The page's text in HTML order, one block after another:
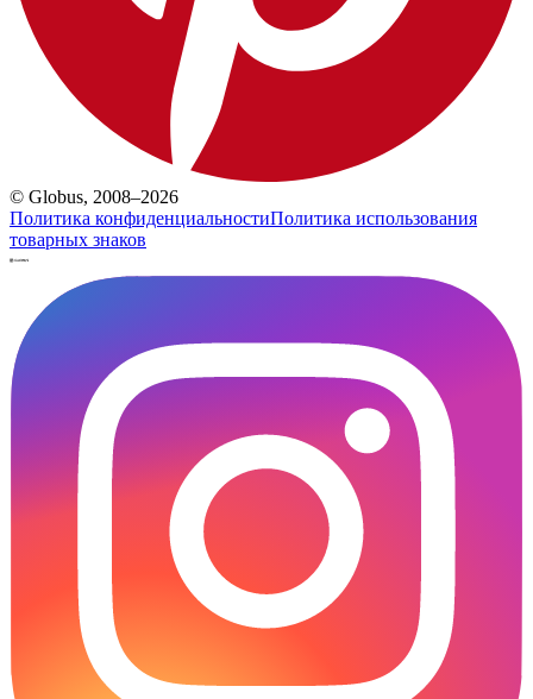
© Globus, 2008–2026
Политика конфиденциальностиПолитика использования
товарных знаков